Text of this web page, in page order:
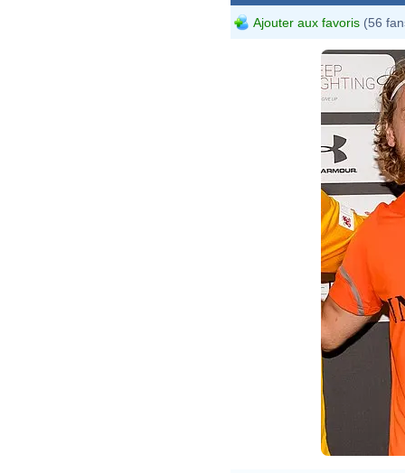
Ajouter aux favoris (56